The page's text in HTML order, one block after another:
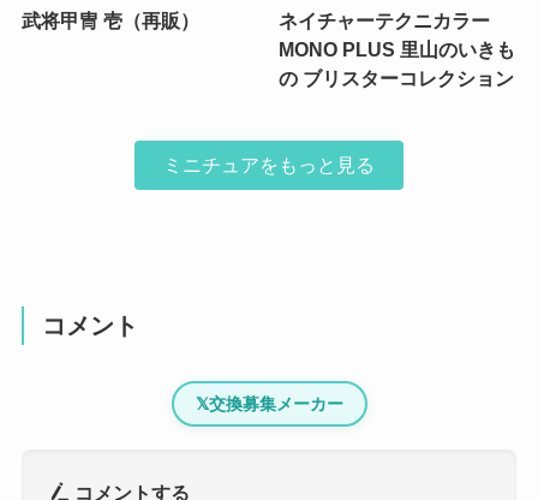
武将甲冑 壱（再販）
ネイチャーテクニカラー
MONO PLUS 里山のいきも
の ブリスターコレクション
ミニチュアをもっと見る
コメント
𝕏交換募集メーカー
コメントする